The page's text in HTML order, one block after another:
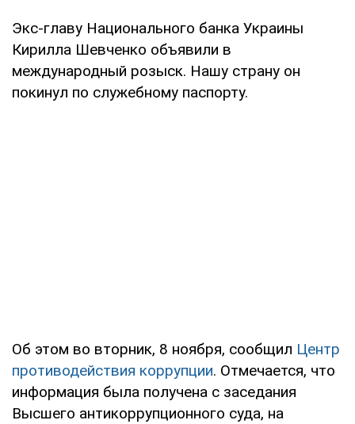
Экс-главу Национального банка Украины
Кирилла Шевченко объявили в
международный розыск. Нашу страну он
покинул по служебному паспорту.
Об этом во вторник, 8 ноября, сообщил Центр
противодействия коррупции. Отмечается, что
информация была получена с заседания
Высшего антикоррупционного суда, на